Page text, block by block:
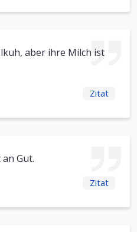
aber ihre Milch ist
Zitat
Gut.
Zitat